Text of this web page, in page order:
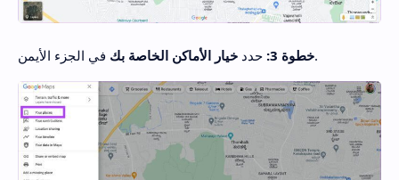
خطوة 3: حدد خيار الأماكن الخاصة بك في الجزء الأيمن.